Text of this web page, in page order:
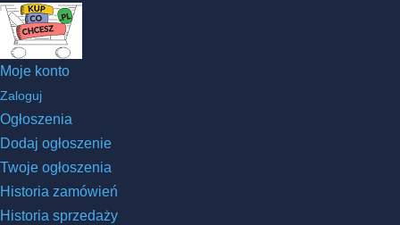
Moje konto
Zaloguj
Ogłoszenia
Dodaj ogłoszenie
Twoje ogłoszenia
Historia zamówień
Historia sprzedaży